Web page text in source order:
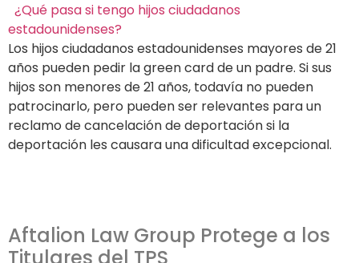
¿Qué pasa si tengo hijos ciudadanos
estadounidenses?
Los hijos ciudadanos estadounidenses mayores de 21
años pueden pedir la green card de un padre. Si sus
hijos son menores de 21 años, todavía no pueden
patrocinarlo, pero pueden ser relevantes para un
reclamo de cancelación de deportación si la
deportación les causara una dificultad excepcional.
Aftalion Law Group Protege a los
Titulares del TPS